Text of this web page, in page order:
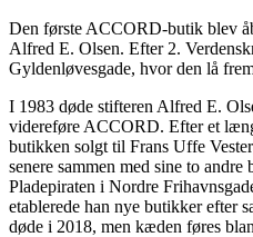
Den første ACCORD-butik blev
Alfred E. Olsen. Efter 2.
Gyldenløvesgade, hvor den lå
I 1983 døde stifteren Alfred E.
videreføre ACCORD. Efter et
butikken solgt til Frans Uffe
senere sammen med sine to
Pladepiraten i Nordre
etablerede han nye butikker efter
døde i 2018, men kæden føres